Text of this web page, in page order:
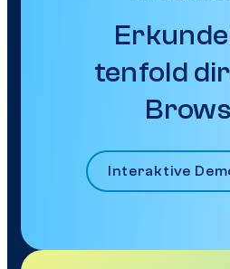
tenfold
Interaktive